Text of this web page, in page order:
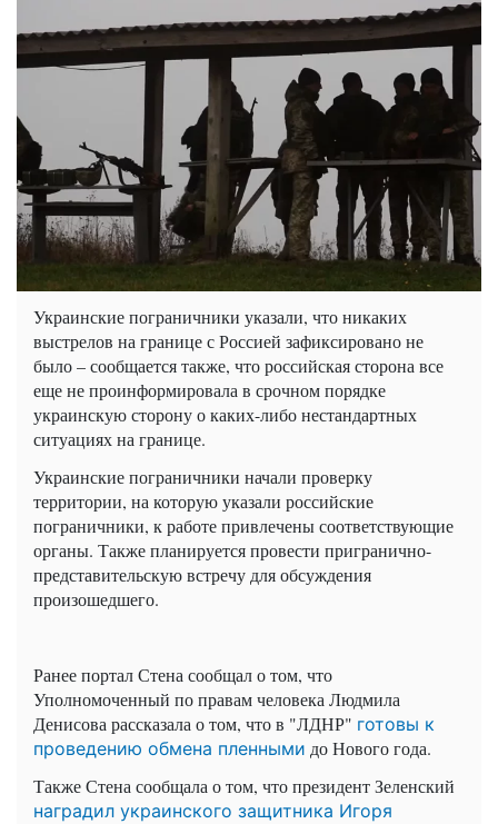
Украинские пограничники указали, что никаких
выстрелов на границе с Россией зафиксировано не
было – сообщается также, что российская сторона все
еще не проинформировала в срочном порядке
украинскую сторону о каких-либо нестандартных
ситуациях на границе.
Украинские пограничники начали проверку
территории, на которую указали российские
пограничники, к работе привлечены соответствующие
органы. Также планируется провести пригранично-
представительскую встречу для обсуждения
произошедшего.
Ранее портал Стена сообщал о том, что
Уполномоченный по правам человека Людмила
Денисова рассказала о том, что в "ЛДНР" готовы к
проведению обмена пленными до Нового года.
Также Стена сообщала о том, что президент Зеленский
наградил украинского защитника Игоря